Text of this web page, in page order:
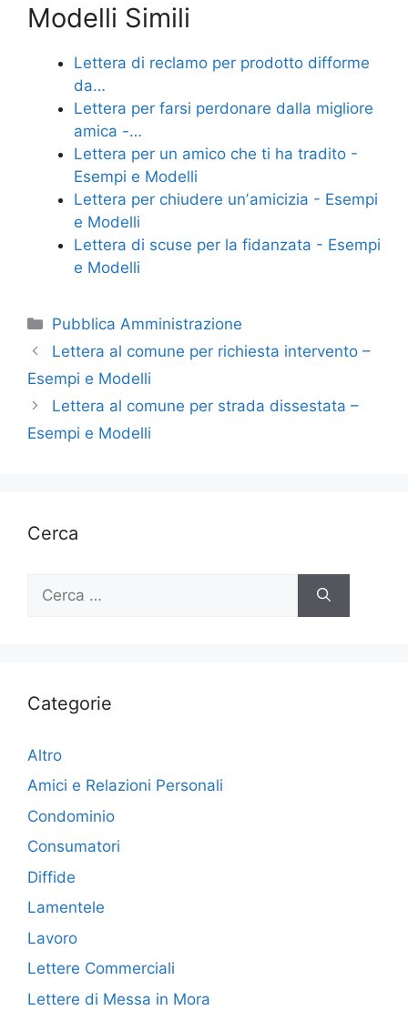
c
e
b
o
o
k
itt
er
er
e
ai
l
di
di
Modelli Simili
Lettera di reclamo per prodotto difforme
da…
Lettera per farsi perdonare dalla migliore
amica -…
Lettera per un amico che ti ha tradito -
Esempi e Modelli
Lettera per chiudere unʼamicizia - Esempi
e Modelli
Lettera di scuse per la fidanzata - Esempi
e Modelli
Categorie
Pubblica Amministrazione
Lettera al comune per richiesta intervento –
Esempi e Modelli
Lettera al comune per strada dissestata –
Esempi e Modelli
Cerca
per:
Categorie
Altro
Amici e Relazioni Personali
Condominio
Consumatori
Diffide
Lamentele
Lavoro
Lettere Commerciali
Lettere di Messa in Mora